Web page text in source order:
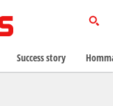
Success story